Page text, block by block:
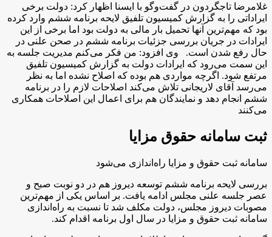
غلامرضا تاجگردون در گفت‌وگو با ایسنا اظهار کرد: دولت برخی
ایراداتی را به گزارش کمیسیون تلفیق لایحه برنامه ششم وارد کرده
بود که مهم‌ترین آنها تحمیل بار مالی به دولت بود اما برخی از این
ایرادات در جریان بررسی جزئیات برنامه ششم در صحن علنی در
حال رفع شدن است. وی افزود: من فکر می‌کنم مدیریت جلسه به
این سمت می‌رود که ایرادات دولت به گزارش کمیسیون تلفیق
مرتفع شود. اگرچه مواردی هم بوده که اصلاح نشده اما به نظر
می‌رسد آقای لاریجانی تلاش می‌کند اصلاحات لازم را در برنامه
ششم انجام دهد و نمایندگان هم برای اعمال این اصلاحات همکاری
می‌کنند
ثبت سامانه حقوق مزایا
سامانه ثبت حقوق و مزایا راه‌اندازی می‌شود
بررسی لایحه برنامه ششم توسعه دیروز هم در دو نوبت صبح و
عصر جلسه علنی مجلس ادامه یافت. بر اساس یکی از مهم‌ترین
مصوبات دیروز مجلس، دولت مکلف شد تا نسبت به راه‌اندازی
سامانه ثبت حقوق و مزایا در سال اول برنامه اقدام کند.